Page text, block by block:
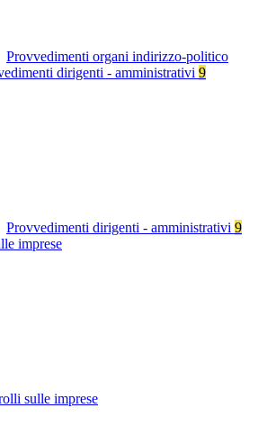
Provvedimenti organi indirizzo-politico
dirigenti - amministrativi 9
Provvedimenti dirigenti - amministrativi 9
imprese
sulle imprese